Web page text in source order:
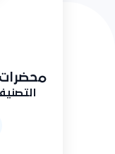
محضرات